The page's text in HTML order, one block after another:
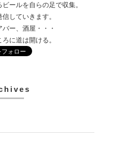
ールを自らの足で収集。
ていきます。
、酒屋・
・・
道は開ける。